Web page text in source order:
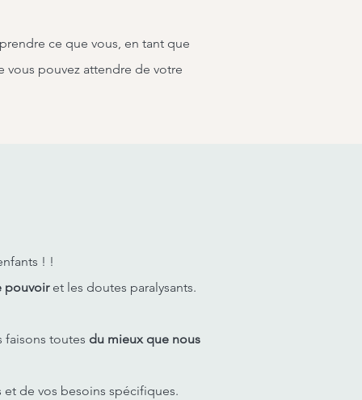
ce que vous, en tant que
vous pouvez attendre de votre
! !
pouvoiret les doutes paralysants.
faisons toutes du mieux que nous
de vos besoins spécifiques.